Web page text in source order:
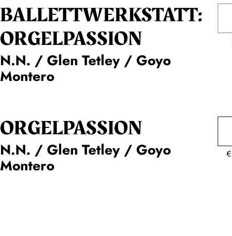
BALLETT­WERKSTATT:
ORGEL­PASSION
N.N. / Glen Tetley / Goyo
Montero
ORGEL­PASSION
N.N. / Glen Tetley / Goyo
Montero
€